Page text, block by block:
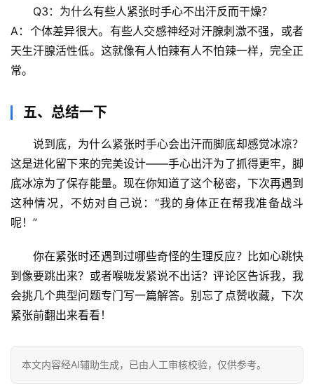
谣
真
Q3：为什么有些人紧张时手心不出汗反而干燥？
A：个体差异很大。有些人交感神经对汗腺刺激不强，或者
天生汗腺活性低。这就像有人怕辣有人不怕辣一样，完全正
常。
五、总结一下
说到底， 为什么紧张时手心会出汗而脚底却感觉冰凉？
这是进化留下来的完美设计——手心出汗为了抓得更牢，脚
底冰凉为了保存能量。现在你知道了这个秘密，下次再遇到
这种情况，不妨对自己说：“我的身体正在帮我准备战斗
呢！”
你在紧张时还遇到过哪些奇怪的生理反应？比如心跳快
到像要跳出来？或者喉咙发紧说不出话？评论区告诉我，我
会挑几个典型问题专门写一篇解答。别忘了点赞收藏，下次
紧张前翻出来看看！
本文内容经AI辅助生成，已由人工审核校验，仅供参考。